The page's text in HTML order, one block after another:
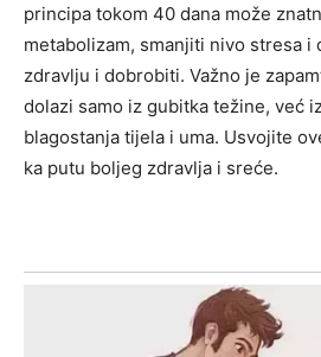
principa tokom 40 dana može
metabolizam, smanjiti nivo stresa i
zdravlju i dobrobiti. Važno je
dolazi samo iz gubitka težine, već
blagostanja tijela i uma. Usvojite
ka putu boljeg zdravlja i sreće.